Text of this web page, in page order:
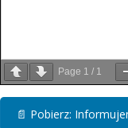
Page 1 / 1
📄 Pobierz: